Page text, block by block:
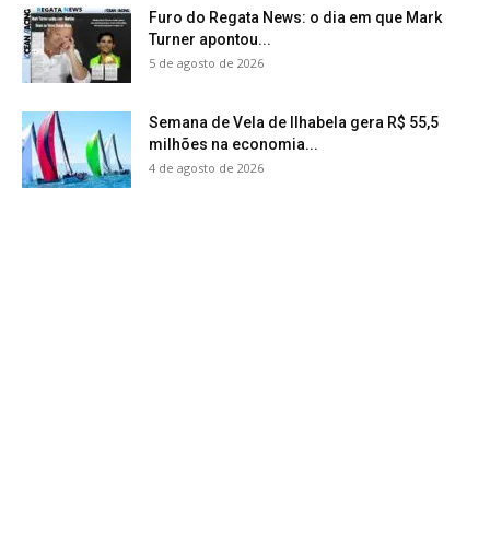
Furo do Regata News: o dia em que Mark
Turner apontou...
5 de agosto de 2026
Semana de Vela de Ilhabela gera R$ 55,5
milhões na economia...
4 de agosto de 2026